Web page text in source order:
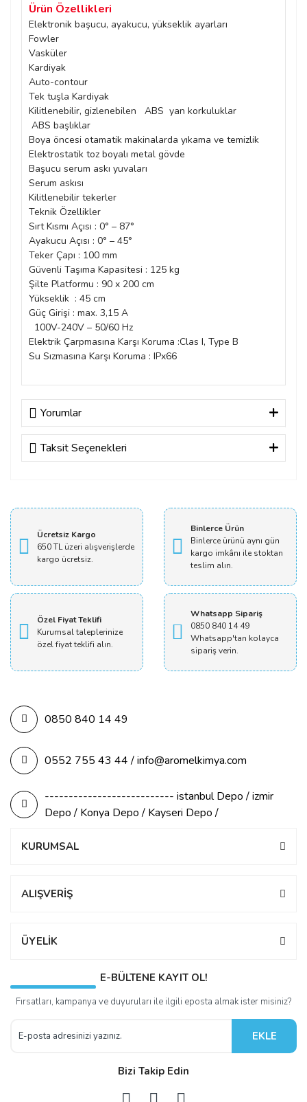
Ürün Özellikleri
Elektronik başucu, ayakucu, yükseklik ayarları
Fowler
Vasküler
Kardiyak
Auto-contour
Tek tuşla Kardiyak
Kilitlenebilir, gizlenebilen ABS yan korkuluklar
ABS başlıklar
Boya öncesi otamatik makinalarda yıkama ve temizlik
Elektrostatik toz boyalı metal gövde
Başucu serum askı yuvaları
Serum askısı
Kilitlenebilir tekerler
Teknik Özellikler
Sırt Kısmı Açısı : 0° – 87°
Ayakucu Açısı : 0° – 45°
Teker Çapı : 100 mm
Güvenli Taşıma Kapasitesi : 125 kg
Şilte Platformu : 90 x 200 cm
Yükseklik : 45 cm
Güç Girişi : max. 3,15 A
100V-240V – 50/60 Hz
Elektrik Çarpmasına Karşı Koruma :Clas I, Type B
Su Sızmasına Karşı Koruma : IPx66
Yorumlar
Bu ürüne ilk yorumu siz yapın!
Taksit Seçenekleri
Ücretsiz Kargo
650 TL üzeri alışverişlerde
kargo ücretsiz.
Binlerce Ürün
Binlerce ürünü aynı gün
kargo imkânı ile stoktan
teslim alın.
Özel Fiyat Teklifi
Kurumsal taleplerinize
özel fiyat teklifi alın.
Whatsapp Sipariş
0850 840 14 49
Whatsapp'tan kolayca
sipariş verin.
0850 840 14 49
0552 755 43 44 / info@aromelkimya.com
--------------------------- istanbul Depo / izmir
Depo / Konya Depo / Kayseri Depo /
KURUMSAL
ALIŞVERİŞ
ÜYELİK
E-BÜLTENE KAYIT OL!
Fırsatları, kampanya ve duyuruları ile ilgili eposta almak ister misiniz?
EKLE
Bizi Takip Edin